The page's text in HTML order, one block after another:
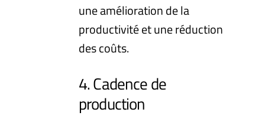
une amélioration de la
productivité et une réduction
des coûts.
4. Cadence de
production